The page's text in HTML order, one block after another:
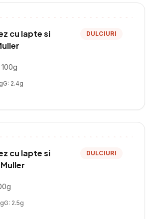
cu lapte si
DULCIURI
gG: 2.4g
cu lapte si
DULCIURI
gG: 2.5g